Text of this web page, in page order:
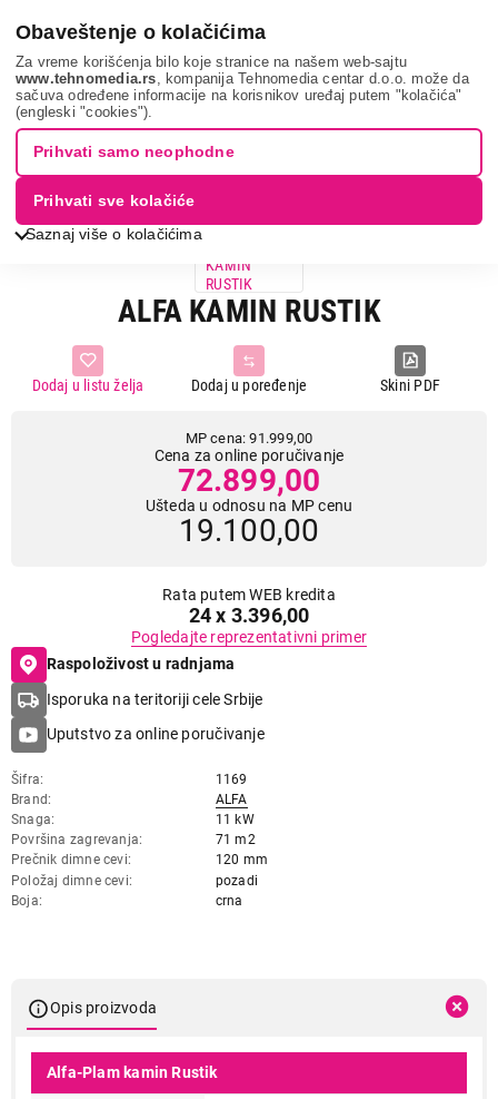
Obaveštenje o kolačićima
Za vreme korišćenja bilo koje stranice na našem web-sajtu
www.tehnomedia.rs , kompanija Tehnomedia centar d.o.o. može da
sačuva određene informacije na korisnikov uređaj putem "kolačića"
(engleski "cookies").
Saznaj više o kolačićima
Prihvati samo neophodne
Prihvati sve kolačiće
Grejanje i hlađenje Kamini Alfa kamin rust...
ALFA KAMIN RUSTIK
Skini PDF
Dodaj u poređenje
Dodaj u listu želja
MP cena: 91.999,00
Cena za online poručivanje
72.899,00
Ušteda u odnosu na MP cenu
19.100,00
Rata putem WEB kredita
24 x 3.396,00
Pogledajte reprezentativni primer
Raspoloživost u radnjama
Isporuka na teritoriji cele Srbije
Uputstvo za online poručivanje
Šifra
1169
Brand
ALFA
Snaga
11 kW
Površina zagrevanja
71 m2
Prečnik dimne cevi
120 mm
Položaj dimne cevi
pozadi
Boja
crna
Opis proizvoda
Alfa-Plam kamin Rustik